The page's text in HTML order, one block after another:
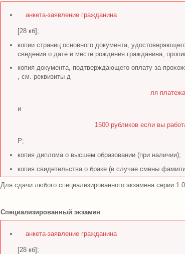
анкета-заявление гражданина
[28 кб];
копии страниц основного документа,
сведения о дате и месте рождения гражданина,
копия документа, подтверждающего оплату за
, см. реквизиты д
ля
и
1500 рубликов если вы
Р;
копия диплома о высшем образовании (при наличии);
копия свидетельства о браке (в случае смены
Для сдачи любого специализированного экзамена серии
Специализированный экзамен
анкета-заявление гражданина
[28 кб];